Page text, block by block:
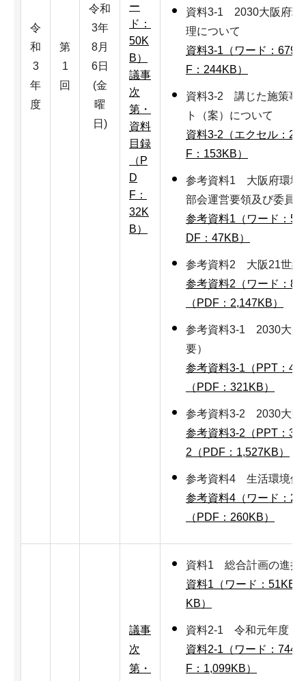
令
和
3
年
度
第
1
回
令和
3年
8月
6日
(金
曜
日)
ー
ド：
50K
B）
議事
次
第・
資料
目録
（P
D
F：
32K
B）
資料3-1 2030大阪府環
理について
資料3-1（ワード：
F：244KB）
資料3-2 講じた施策事
ト（案）について
資料3-2（エクセル：
F：153KB）
参考資料1 大阪府環境
部会運営要領及び委員
参考資料1（ワード：
DF：47KB）
参考資料2 大阪21世紀
参考資料2（ワード：
（PDF：2,147KB）
参考資料3-1 2030大阪
要）
参考資料3-1（PPT：
（PDF：321KB）
参考資料3-2 2030大阪
参考資料3-2（PPT：
2（PDF：1,527KB）
参考資料4 生活環境保
参考資料4（ワード：
（PDF：260KB）
議事
次
第・
資料1 総合計画の進捗
資料1（ワード：51KB）
KB）
資料2-1 令和元年度 お
資料2-1（ワード：
F：1,099KB）